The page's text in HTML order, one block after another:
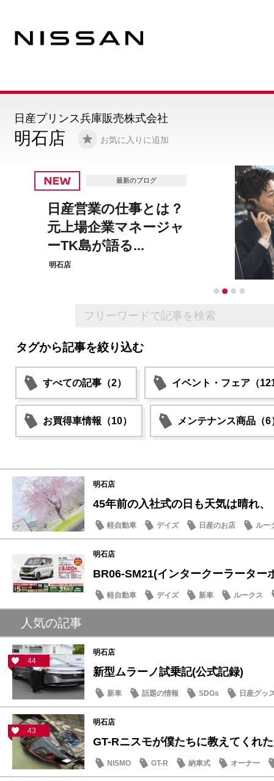
明石店 お気に入りに追加
日産プリンス兵庫販売株式会社
【明石店限定】ルーク
ス即納車「ソルベブル
ー」がショール...
タグから記事を絞り込む
すべての記事（2） イベント・フェア（
お買得車情報（10） メンテナンス商品（6
明石店
45年前の入社式の日も天気は晴れ、
軽自動車 デイズ 日産のお店 ルー
明石店
BR06-SM21(インタークーラーター
軽自動車 デイズ 新車 ルークス
人気の記事
44
明石店
新型ムラーノ試乗記(公式記録)
新車 話題の情報 SDGs 日産グッ
43
明石店
GT-Rニスモが僕たちに教えてくれ
NISMO GT-R 納車式 オーナー